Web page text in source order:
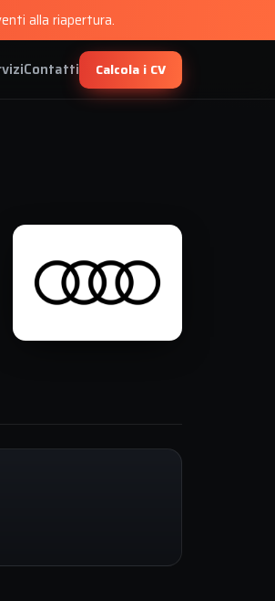
alla riapertura.
Contatti Calcola i CV